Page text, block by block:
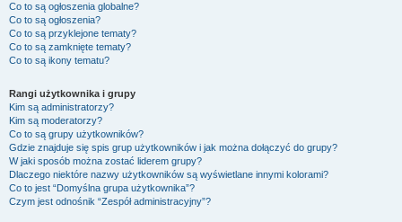
Co to są ogłoszenia globalne?
Co to są ogłoszenia?
Co to są przyklejone tematy?
Co to są zamknięte tematy?
Co to są ikony tematu?
Rangi użytkownika i grupy
Kim są administratorzy?
Kim są moderatorzy?
Co to są grupy użytkowników?
Gdzie znajduje się spis grup użytkowników i jak można dołączyć do grupy?
W jaki sposób można zostać liderem grupy?
Dlaczego niektóre nazwy użytkowników są wyświetlane innymi kolorami?
Co to jest “Domyślna grupa użytkownika”?
Czym jest odnośnik “Zespół administracyjny”?